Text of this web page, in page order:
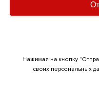
Нажимая на кнопку
своих персональных